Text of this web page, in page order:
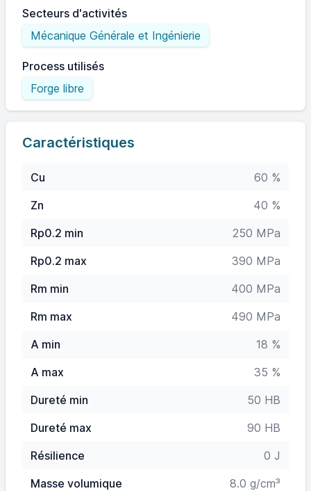
Secteurs d'activités
Mécanique Générale et Ingénierie
Process utilisés
Forge libre
Caractéristiques
Cu
60 %
Zn
40 %
Rp0.2 min
250 MPa
Rp0.2 max
390 MPa
Rm min
400 MPa
Rm max
490 MPa
A min
18 %
A max
35 %
Dureté min
50 HB
Dureté max
90 HB
Résilience
0 J
Masse volumique
8.0 g/cm³